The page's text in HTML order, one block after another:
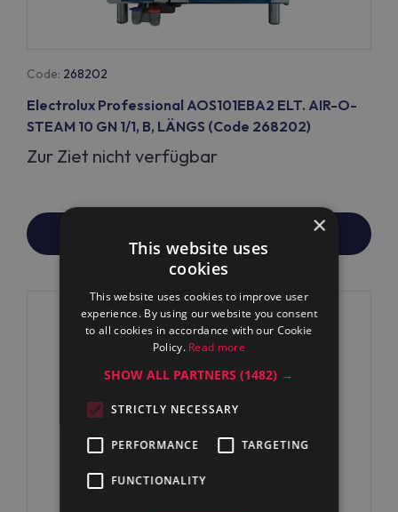
Code: 268202
Electrolux Professional AOS101EBA2 ELT. AIR-O-
STEAM 10 GN 1/1, B, LÄNGS (Code 268202)
Zur Ziet nicht verfügbar
×
This website uses
cookies
This website uses cookies to improve user
experience. By using our website you consent
to all cookies in accordance with our Cookie
Policy. Read more
SHOW ALL PARTNERS(1482) →
STRICTLY NECESSARY
PERFORMANCE TARGETING
FUNCTIONALITY